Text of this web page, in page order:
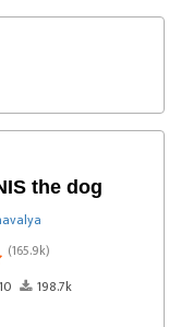
the dog
(165.9k)
10 198.7k